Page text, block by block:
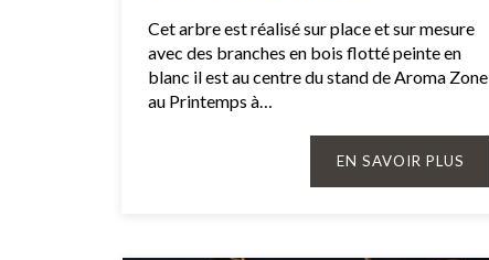
Cet arbre est réalisé sur place et sur mesure
avec des branches en bois flotté peinte en
blanc il est au centre du stand de Aroma Zone
au Printemps à…
EN SAVOIR PLUS